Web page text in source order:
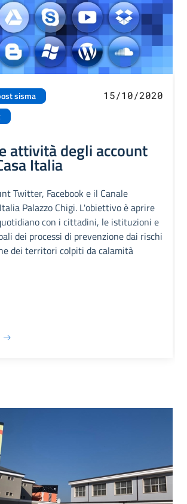
sisma
15/10/2020
attività degli account
Italia
Twitter, Facebook e il Canale
Palazzo Chigi. L'obiettivo è aprire
con i cittadini, le istituzioni e
dei processi di prevenzione dai rischi
dei territori colpiti da calamità